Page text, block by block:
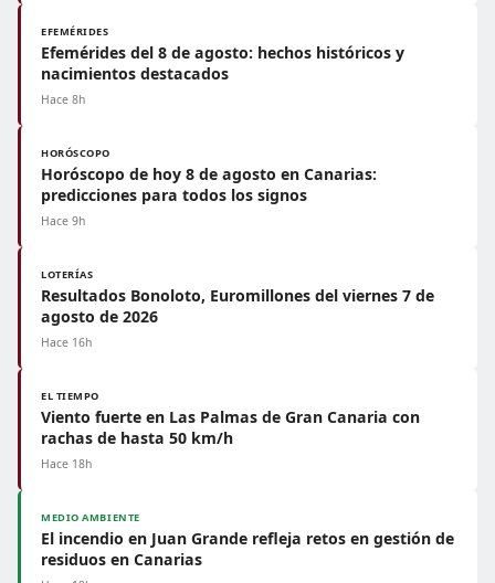
EFEMÉRIDES
Efemérides del 8 de agosto: hechos históricos y
nacimientos destacados
Hace 8h
HORÓSCOPO
Horóscopo de hoy 8 de agosto en Canarias:
predicciones para todos los signos
Hace 9h
LOTERÍAS
Resultados Bonoloto, Euromillones del viernes 7 de
agosto de 2026
Hace 16h
EL TIEMPO
Viento fuerte en Las Palmas de Gran Canaria con
rachas de hasta 50 km/h
Hace 18h
MEDIO AMBIENTE
El incendio en Juan Grande refleja retos en gestión de
residuos en Canarias